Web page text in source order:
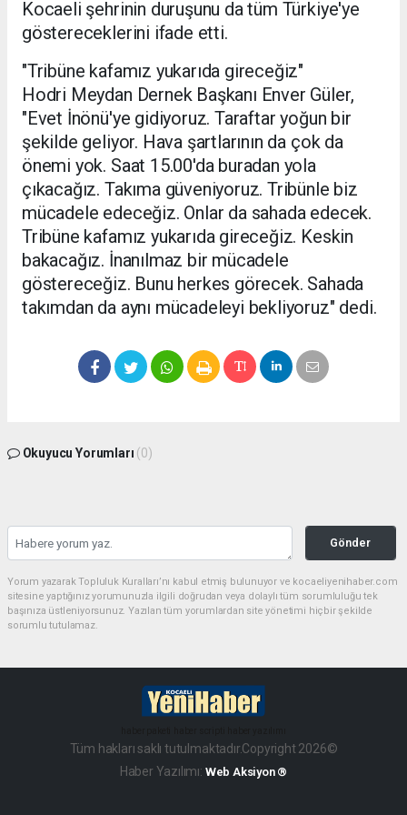
Kocaeli şehrinin duruşunu da tüm Türkiye'ye
göstereceklerini ifade etti.
"Tribüne kafamız yukarıda gireceğiz"
Hodri Meydan Dernek Başkanı Enver Güler,
"Evet İnönü'ye gidiyoruz. Taraftar yoğun bir
şekilde geliyor. Hava şartlarının da çok da
önemi yok. Saat 15.00'da buradan yola
çıkacağız. Takıma güveniyoruz. Tribünle biz
mücadele edeceğiz. Onlar da sahada edecek.
Tribüne kafamız yukarıda gireceğiz. Keskin
bakacağız. İnanılmaz bir mücadele
göstereceğiz. Bunu herkes görecek. Sahada
takımdan da aynı mücadeleyi bekliyoruz" dedi.
Okuyucu Yorumları (0)
Gönder
Yorum yazarak Topluluk Kuralları’nı kabul etmiş bulunuyor ve kocaeliyenihaber.com
sitesine yaptığınız yorumunuzla ilgili doğrudan veya dolaylı tüm sorumluluğu tek
başınıza üstleniyorsunuz. Yazılan tüm yorumlardan site yönetimi hiçbir şekilde
sorumlu tutulamaz.
Tüm hakları saklı tutulmaktadır.Copyright 2026©
Haber Yazılımı: Web Aksiyon ®